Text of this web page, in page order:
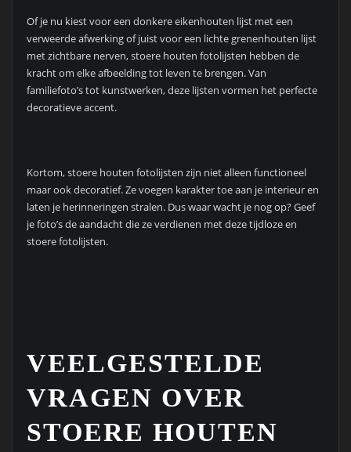
Of je nu kiest voor een donkere eikenhouten lijst met een
verweerde afwerking of juist voor een lichte grenenhouten lijst
met zichtbare nerven, stoere houten fotolijsten hebben de
kracht om elke afbeelding tot leven te brengen. Van
familiefoto’s tot kunstwerken, deze lijsten vormen het perfecte
decoratieve accent.
Kortom, stoere houten fotolijsten zijn niet alleen functioneel
maar ook decoratief. Ze voegen karakter toe aan je interieur en
laten je herinneringen stralen. Dus waar wacht je nog op? Geef
je foto’s de aandacht die ze verdienen met deze tijdloze en
stoere fotolijsten.
VEELGESTELDE
VRAGEN OVER
STOERE HOUTEN